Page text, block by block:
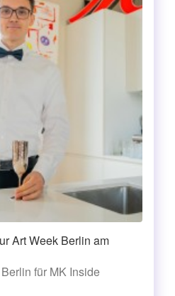
Art Week Berlin am
für MK Inside